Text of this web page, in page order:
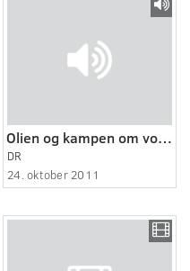
Olien og kampen om vores fremtid 6:6
DR
24. oktober 2011